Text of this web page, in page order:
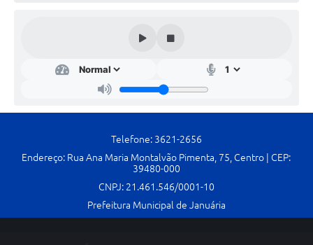
Telefone: 3621-2656
Endereço: Rua Ana Maria Montalvão Pimenta, 75, Centro | CEP:
39480-000
CNPJ: 21.461.546/0001-10
Prefeitura Municipal de Januária